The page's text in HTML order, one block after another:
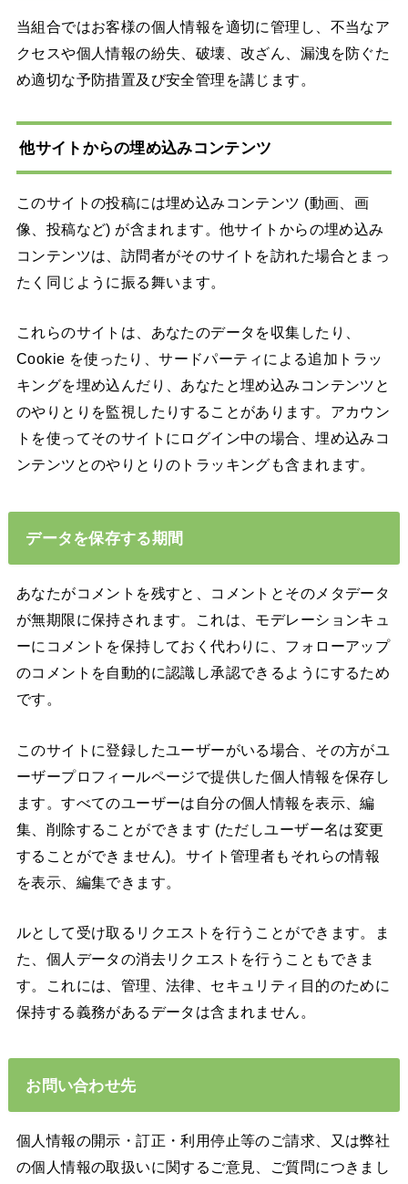
当組合ではお客様の個人情報を適切に管理し、不当なア
クセスや個人情報の紛失、破壊、改ざん、漏洩を防ぐた
め適切な予防措置及び安全管理を講じます。
他サイトからの埋め込みコンテンツ
このサイトの投稿には埋め込みコンテンツ (動画、画
像、投稿など) が含まれます。他サイトからの埋め込み
コンテンツは、訪問者がそのサイトを訪れた場合とまっ
たく同じように振る舞います。
これらのサイトは、あなたのデータを収集したり、
Cookie を使ったり、サードパーティによる追加トラッ
キングを埋め込んだり、あなたと埋め込みコンテンツと
のやりとりを監視したりすることがあります。アカウン
トを使ってそのサイトにログイン中の場合、埋め込みコ
ンテンツとのやりとりのトラッキングも含まれます。
データを保存する期間
あなたがコメントを残すと、コメントとそのメタデータ
が無期限に保持されます。これは、モデレーションキュ
ーにコメントを保持しておく代わりに、フォローアップ
のコメントを自動的に認識し承認できるようにするため
です。
このサイトに登録したユーザーがいる場合、その方がユ
ーザープロフィールページで提供した個人情報を保存し
ます。すべてのユーザーは自分の個人情報を表示、編
集、削除することができます (ただしユーザー名は変更
することができません)。サイト管理者もそれらの情報
を表示、編集できます。
ルとして受け取るリクエストを行うことができます。ま
た、個人データの消去リクエストを行うこともできま
す。これには、管理、法律、セキュリティ目的のために
保持する義務があるデータは含まれません。
お問い合わせ先
個人情報の開示・訂正・利用停止等のご請求、又は弊社
の個人情報の取扱いに関するご意見、ご質問につきまし